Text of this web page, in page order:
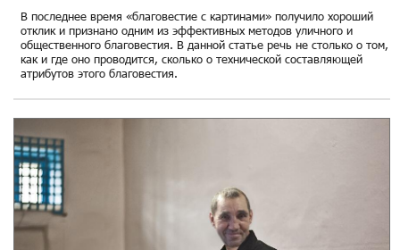
В последнее время «благовестие с картинами» получило хороший
отклик и признано одним из эффективных методов уличного и
общественного благовестия. В данной статье речь не столько о том,
как и где оно проводится, сколько о технической составляющей
атрибутов этого благовестия.